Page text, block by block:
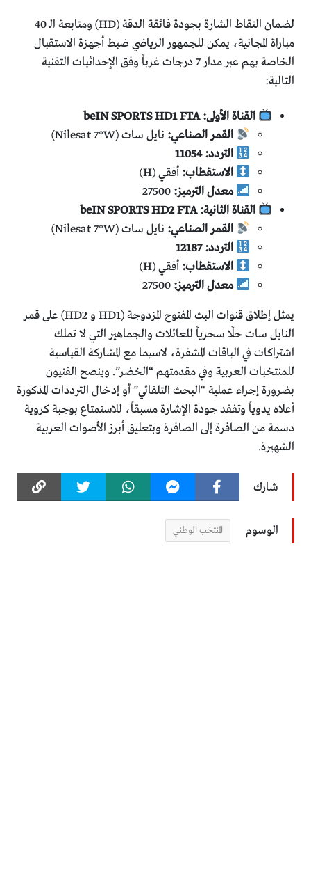
لضمان التقاط الشارة بجودة فائقة الدقة (HD) ومتابعة الـ 40
مباراة المجانية، يمكن للجمهور الرياضي ضبط أجهزة الاستقبال
الخاصة بهم عبر مدار 7 درجات غرباً وفق الإحداثيات التقنية
التالية:
القناة الأولى: beIN SPORTS HD1 FTA
القمر الصناعي: نايل سات (Nilesat 7°W)
التردد: 11054
الاستقطاب: أفقي (H)
معدل الترميز: 27500
القناة الثانية: beIN SPORTS HD2 FTA
القمر الصناعي: نايل سات (Nilesat 7°W)
التردد: 12187
الاستقطاب: أفقي (H)
معدل الترميز: 27500
يمثل إطلاق قنوات البث المفتوح المزدوجة (HD1 و HD2) على قمر
النايل سات حلًا سحرياً للعائلات والجماهير التي لا تملك
اشتراكات في الباقات المشفرة، لاسيما مع المشاركة القياسية
للمنتخبات العربية وفي مقدمتهم “الخضر”. وينصح الفنيون
بضرورة إجراء عملية “البحث التلقائي” أو إدخال الترددات المذكورة
أعلاه يدوياً وتفقد جودة الإشارة مسبقاً، للاستمتاع بوجبة كروية
دسمة من الصافرة إلى الصافرة وبتعليق أبرز الأصوات العربية
الشهيرة.
شارك
الوسوم المنتخب الوطني